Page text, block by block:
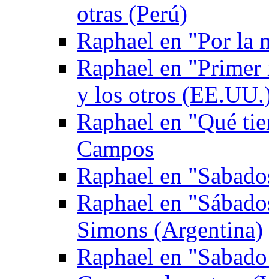
otras (Perú)
Raphael en "Por la
Raphael en
y los otros
Raphael en "Qué
Campos
Raphael en
Raphael en
Simons (Argentina)
Raphael en